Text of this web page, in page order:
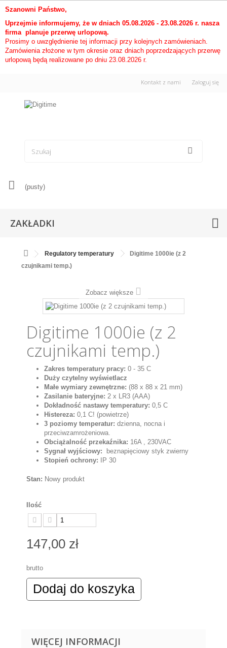
Szanowni Państwo,
Uprzejmie informujemy, że w dniach 05.08.2026 - 23.08.2026 r. nasza
firma planuje przerwę urlopową.
Prosimy o uwzględnienie tej informacji przy kolejnych zamówieniach.
Zamówienia złożone w tym okresie oraz dniach poprzedzających przerwę
urlopową będą realizowane po dniu 23.08.2026 r.
Zaloguj się
Kontakt z nami
(pusty)
ZAKŁADKI
Regulatory temperatury
Digitime 1000ie (z 2
czujnikami temp.)
Zobacz większe
Digitime 1000ie (z 2
czujnikami temp.)
Zakres temperatury pracy: 0 - 35 C
Duży czytelny wyświetlacz
Małe wymiary zewnętrzne: (88 x 88 x 21 mm)
Zasilanie bateryjne: 2 x LR3 (AAA)
Dokładność nastawy temperatury: 0,5 C
Histereza: 0,1 C! (powietrze)
3 poziomy temperatur: dzienna, nocna i
przeciwzamrożeniowa.
Obciążalność przekaźnika: 16A , 230VAC
Sygnał wyjściowy:
beznapięciowy styk zwierny
Stopień ochrony: IP 30
Stan: Nowy produkt
Ilość
147,00 zł
brutto
Dodaj do koszyka
WIĘCEJ INFORMACJI